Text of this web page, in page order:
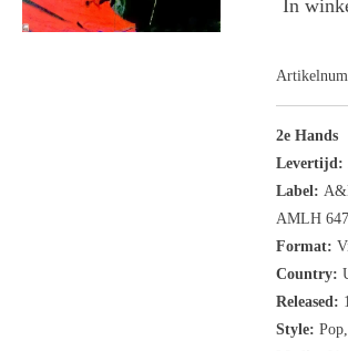
In
2e Hands
Levertijd:
Label:
AMLH
Format:
Country:
Released:
Style: